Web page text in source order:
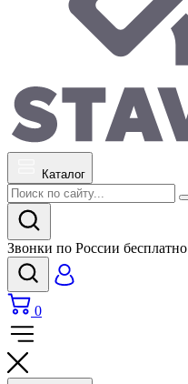
Каталог
Звонки по России бесплатно
0